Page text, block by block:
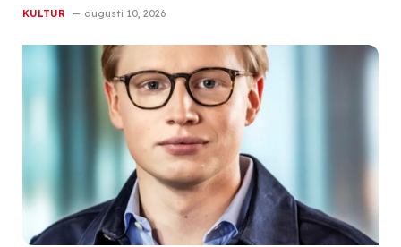
KULTUR augusti 10, 2026